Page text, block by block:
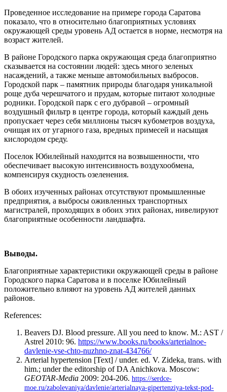
Проведенное исследование на примере города Саратова
показало, что в относительно благоприятных условиях
окружающей среды уровень АД остается в норме, несмотря на
возраст жителей.
В районе Городского парка окружающая среда благоприятно
сказывается на состоянии людей: здесь много зеленых
насаждений, а также меньше автомобильных выбросов.
Городской парк – памятник природы благодаря уникальной
роще дуба черешчатого и прудам, которые питают холодные
родники. Городской парк с его дубравой – огромный
воздушный фильтр в центре города, который каждый день
пропускает через себя миллионы тысяч кубометров воздуха,
очищая их от угарного газа, вредных примесей и насыщая
кислородом среду.
Поселок Юбилейный находится на возвышенности, что
обеспечивает высокую интенсивность воздухообмена,
компенсируя скудность озеленения.
В обоих изученных районах отсутствуют промышленные
предприятия, а выбросы оживленных транспортных
магистралей, проходящих в обоих этих районах, нивелируют
благоприятные особенности ландшафта.
Выводы.
Благоприятные характеристики окружающей среды в районе
Городского парка Саратова и в поселке Юбилейный
положительно влияют на уровень АД жителей данных
районов.
References:
Beavers DJ. Blood pressure. All you need to know. M.: AST /
Astrel 2010: 96. https://www.books.ru/books/arterialnoe-
davlenie-vse-chto-nuzhno-znat-434766/
Arterial hypertension [Text] / under. ed. V. Zideka, trans. with
him.; under the editorship of DA Anichkova. Moscow:
GEOTAR-Media 2009: 204-206. https://serdce-
moe.ru/zabolevaniya/davlenie/arterialnaya-gipertenziya-tekst-pod-